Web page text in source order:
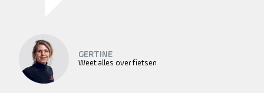
GERTINE
Weet alles over fietsen